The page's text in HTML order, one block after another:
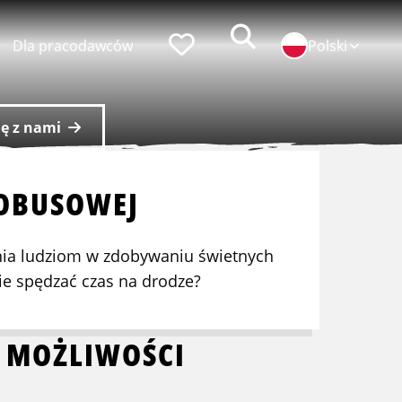
praca w ID Logistics
praca w Simon Loos
praca w Albert Keijzer
Dla pracodawców FaworyciZoekenPolski
z nami
ludziom w zdobywaniu świetnych
spędzać czas na drodze?